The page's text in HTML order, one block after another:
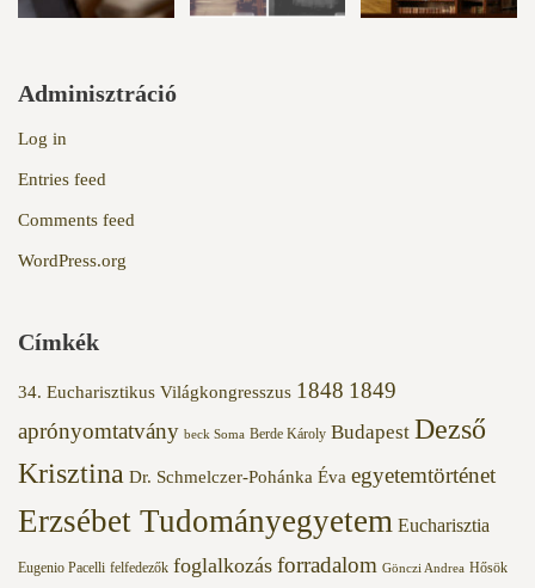
Adminisztráció
Log in
Entries feed
Comments feed
WordPress.org
Címkék
34. Eucharisztikus Világkongresszus 1848 1849
aprónyomtatvány beck Soma Berde Károly Budapest Dezső
Krisztina Dr. Schmelczer-Pohánka Éva egyetemtörténet
Erzsébet Tudományegyetem Eucharisztia
Eugenio Pacelli felfedezők foglalkozás forradalom Gönczi Andrea Hősök